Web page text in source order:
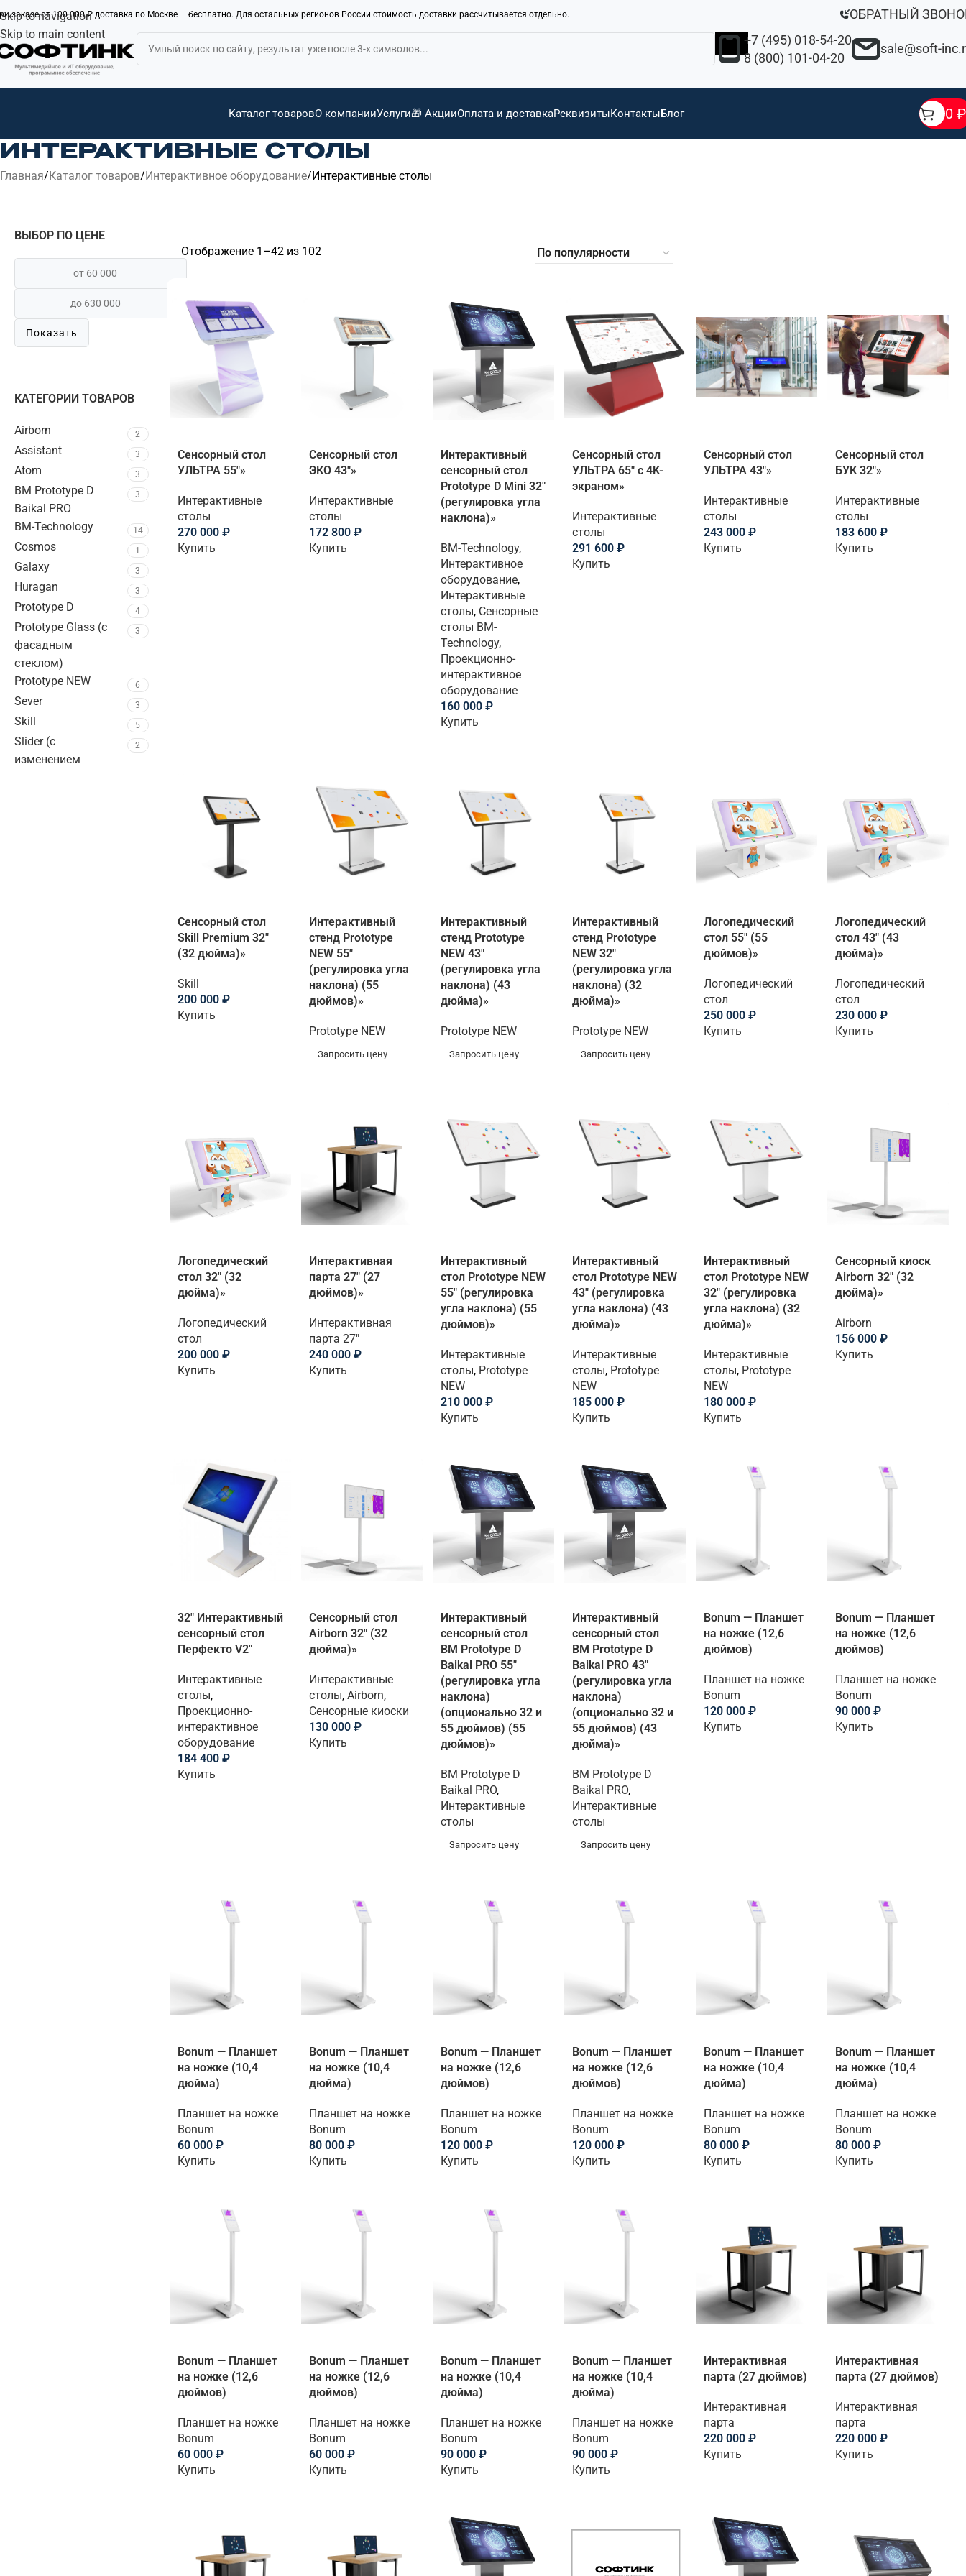
Skip to navigation
Skip to main content
заказе от 100 000 ₽ доставка по Москве — бесплатно. Для остальных регионов России стоимость доставки рассчитывается отдельно.
ОБРАТНЫЙ
+7 (495) 018-54-20
8 (800) 101-04-20
sale@soft-
Каталог товаровО компанииУслуги🎁 АкцииОплата и доставкаРеквизитыКонтактыБлог 0 ₽
ИНТЕРАКТИВНЫЕ СТОЛЫ
Главная Каталог товаров Интерактивное оборудование Интерактивные столы
ВЫБОР ПО ЦЕНЕ
Показать
КАТЕГОРИИ ТОВАРОВ
Airborn 2
Assistant 3
Atom 3
BM Prototype D
Baikal PRO
3
BM-Technology 14
Cosmos 1
Galaxy 3
Huragan 3
Prototype D 4
Prototype Glass (с
фасадным
стеклом)
3
Prototype NEW 6
Sever 3
Skill 5
Slider (с
изменением
2
Отображение 1–42 из 102
Сенсорный стол
УЛЬТРА 55″»
Интерактивные
столы
270 000 ₽
Купить
Сенсорный стол
ЭКО 43″»
Интерактивные
столы
172 800 ₽
Купить
Интерактивный
сенсорный стол
Prototype D Mini 32″
(регулировка угла
наклона)»
BM-Technology,
Интерактивное
оборудование,
Интерактивные
столы, Сенсорные
столы BM-
Technology,
Проекционно-
интерактивное
оборудование
160 000 ₽
Купить
Сенсорный стол
УЛЬТРА 65″ с 4K-
экраном»
Интерактивные
столы
291 600 ₽
Купить
Сенсорный стол
УЛЬТРА 43″»
Интерактивные
столы
243 000 ₽
Купить
Сенсорный стол
БУК 32″»
Интерактивные
столы
183 600 ₽
Купить
Сенсорный стол
Skill Premium 32″
(32 дюйма)»
Skill
200 000 ₽
Купить
Интерактивный
стенд Prototype
NEW 55″
(регулировка угла
наклона) (55
дюймов)»
Prototype NEW
Запросить цену
Интерактивный
стенд Prototype
NEW 43″
(регулировка угла
наклона) (43
дюйма)»
Prototype NEW
Запросить цену
Интерактивный
стенд Prototype
NEW 32″
(регулировка угла
наклона) (32
дюйма)»
Prototype NEW
Запросить цену
Логопедический
стол 55″ (55
дюймов)»
Логопедический
стол
250 000 ₽
Купить
Логопедический
стол 43″ (43
дюйма)»
Логопедический
стол
230 000 ₽
Купить
Логопедический
стол 32″ (32
дюйма)»
Логопедический
стол
200 000 ₽
Купить
Интерактивная
парта 27″ (27
дюймов)»
Интерактивная
парта 27"
240 000 ₽
Купить
Интерактивный
стол Prototype NEW
55″ (регулировка
угла наклона) (55
дюймов)»
Интерактивные
столы, Prototype
NEW
210 000 ₽
Купить
Интерактивный
стол Prototype NEW
43″ (регулировка
угла наклона) (43
дюйма)»
Интерактивные
столы, Prototype
NEW
185 000 ₽
Купить
Интерактивный
стол Prototype NEW
32″ (регулировка
угла наклона) (32
дюйма)»
Интерактивные
столы, Prototype
NEW
180 000 ₽
Купить
Сенсорный киоск
Airborn 32″ (32
дюйма)»
Airborn
156 000 ₽
Купить
32″ Интерактивный
сенсорный стол
Перфекто V2″
Интерактивные
столы,
Проекционно-
интерактивное
оборудование
184 400 ₽
Купить
Сенсорный стол
Airborn 32″ (32
дюйма)»
Интерактивные
столы, Airborn,
Сенсорные киоски
130 000 ₽
Купить
Интерактивный
сенсорный стол
BM Prototype D
Baikal PRO 55″
(регулировка угла
наклона)
(опционально 32 и
55 дюймов) (55
дюймов)»
BM Prototype D
Baikal PRO,
Интерактивные
столы
Запросить цену
Интерактивный
сенсорный стол
BM Prototype D
Baikal PRO 43″
(регулировка угла
наклона)
(опционально 32 и
55 дюймов) (43
дюйма)»
BM Prototype D
Baikal PRO,
Интерактивные
столы
Запросить цену
Bonum — Планшет
на ножке (12,6
дюймов)
Планшет на ножке
Bonum
120 000 ₽
Купить
Bonum — Планшет
на ножке (12,6
дюймов)
Планшет на ножке
Bonum
90 000 ₽
Купить
Bonum — Планшет
на ножке (10,4
дюйма)
Планшет на ножке
Bonum
60 000 ₽
Купить
Bonum — Планшет
на ножке (10,4
дюйма)
Планшет на ножке
Bonum
80 000 ₽
Купить
Bonum — Планшет
на ножке (12,6
дюймов)
Планшет на ножке
Bonum
120 000 ₽
Купить
Bonum — Планшет
на ножке (12,6
дюймов)
Планшет на ножке
Bonum
120 000 ₽
Купить
Bonum — Планшет
на ножке (10,4
дюйма)
Планшет на ножке
Bonum
80 000 ₽
Купить
Bonum — Планшет
на ножке (10,4
дюйма)
Планшет на ножке
Bonum
80 000 ₽
Купить
Bonum — Планшет
на ножке (12,6
дюймов)
Планшет на ножке
Bonum
60 000 ₽
Купить
Bonum — Планшет
на ножке (12,6
дюймов)
Планшет на ножке
Bonum
60 000 ₽
Купить
Bonum — Планшет
на ножке (10,4
дюйма)
Планшет на ножке
Bonum
90 000 ₽
Купить
Bonum — Планшет
на ножке (10,4
дюйма)
Планшет на ножке
Bonum
90 000 ₽
Купить
Интерактивная
парта (27 дюймов)
Интерактивная
парта
220 000 ₽
Купить
Интерактивная
парта (27 дюймов)
Интерактивная
парта
220 000 ₽
Купить